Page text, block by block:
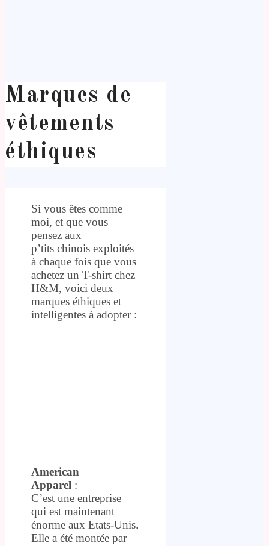
Marques de
vêtements
éthiques
Si vous êtes comme
moi, et que vous
pensez aux
p’tits chinois exploités
à chaque fois que vous
achetez un T-shirt chez
H&M, voici deux
marques éthiques et
intelligentes à adopter :
American
Apparel :
C’est une entreprise
qui est maintenant
énorme aux Etats-Unis.
Elle a été montée par